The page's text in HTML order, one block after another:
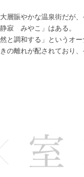
層賑やかな温泉街だが
寂 みやこ」はある。
と調和する」というオ
の離れが配されており、